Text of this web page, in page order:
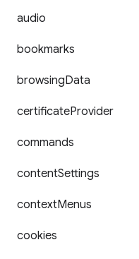
audio
bookmarks
browsingData
certificateProvider
commands
contentSettings
contextMenus
cookies